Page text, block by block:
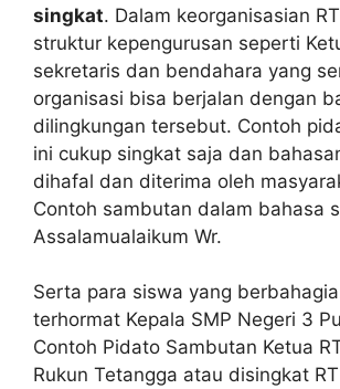
singkat. Dalam keorganisasian
struktur kepengurusan seperti
sekretaris dan bendahara yang
organisasi bisa berjalan dengan
dilingkungan tersebut. Contoh
ini cukup singkat saja dan
dihafal dan diterima oleh
Contoh sambutan dalam bahasa
Assalamualaikum Wr.
Serta para siswa yang
terhormat Kepala SMP Negeri 3
Contoh Pidato Sambutan Ketua
Rukun Tetangga atau disingkat